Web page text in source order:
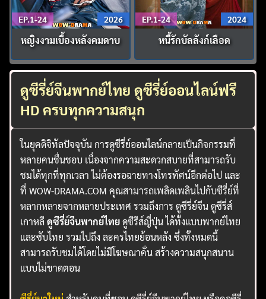
EP.1-24 2026
หญิงงามเบื้องหลังคมดาบ
EP.1-24 2024
หนี้รักบัลลังก์เลือด
ดูซีรี่ย์จีนพากย์ไทย ดูซีรี่ย์ออนไลน์ฟรี
HD ครบทุกความสนุก
ในยุคดิจิทัลปัจจุบัน การดูซีรี่ย์ออนไลน์กลายเป็นกิจกรรมที่
หลายคนชื่นชอบ เนื่องจากความสะดวกสบายที่สามารถรับ
ชมได้ทุกที่ทุกเวลา ไม่ต้องรอฉายทางโทรทัศน์อีกต่อไป และ
ที่ WOW-DRAMA.COM คุณสามารถเพลิดเพลินไปกับซีรี่ย์ที่
หลากหลายจากหลายประเทศ รวมถึงการ ดูซีรี่ย์จีน ดูซีรี่ส์
เกาหลีดูซีรี่ย์จีนพากย์ไทยดูซีรีส์ญี่ปุ่น ได้ทั้งแบบพากย์ไทย
และซับไทย รวมไปถึง ละครไทยย้อนหลัง ซึ่งทั้งหมดนี้
สามารถรับชมได้โดยไม่มีโฆษณาคั่น สร้างความสนุกสนาน
แบบไม่ขาดตอน